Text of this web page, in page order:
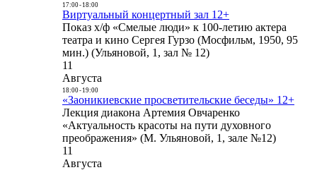
17:00- 18:00
Виртуальный концертный зал 12+
Показ х/ф «Смелые люди» к 100-летию актера
театра и кино Сергея Гурзо (Мосфильм, 1950, 95
мин.) (Ульяновой, 1, зал № 12)
11
Августа
18:00- 19:00
«Заоникиевские просветительские беседы» 12+
Лекция диакона Артемия Овчаренко
«Актуальность красоты на пути духовного
преображения» (М. Ульяновой, 1, зале №12)
11
Августа